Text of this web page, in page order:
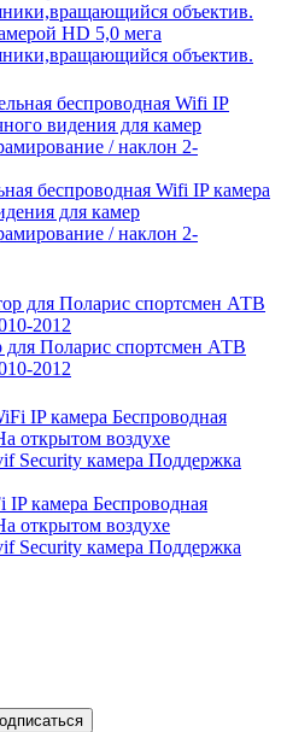
HD 5,0 мега
объектив.
беспроводная Wifi IP камера
для камер
/ наклон 2-
для Поларис спортсмен АТВ
2012
IP камера Беспроводная
открытом воздухе
Security камера Поддержка